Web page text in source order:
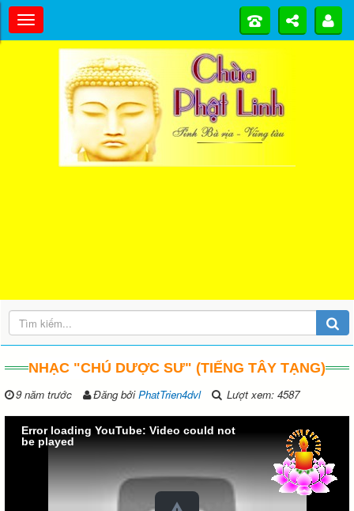
NHẠC "CHÚ DƯỢC SƯ" (TIẾNG TÂY TẠNG)
9 năm trước Đăng bởiPhatTrien4dvl Lượt xem: 4587
Error loading YouTube: Video could not
be played